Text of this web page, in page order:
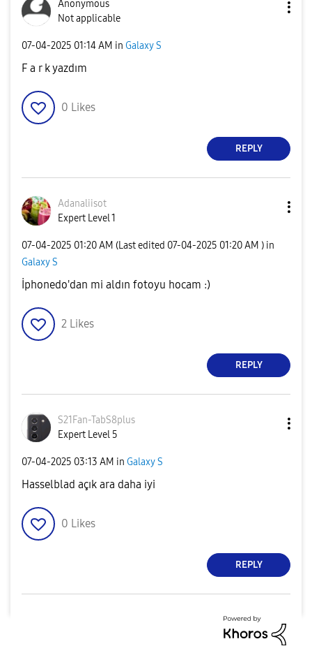
Anonymous
Not applicable
‎07-04-2025 01:14 AM in Galaxy S
F a r k yazdım
0 Likes
REPLY
Adanaliisot
Expert Level 1
‎07-04-2025 01:20 AM (Last edited ‎07-04-2025 01:20 AM ) in
Galaxy S
İphonedo'dan mi aldın fotoyu hocam :)
2 Likes
REPLY
S21Fan-TabS8plus
Expert Level 5
‎07-04-2025 03:13 AM in Galaxy S
Hasselblad açık ara daha iyi
0 Likes
REPLY